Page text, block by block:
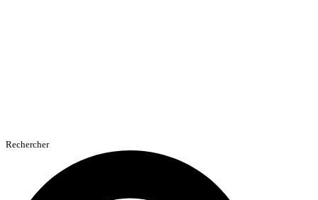
Rechercher